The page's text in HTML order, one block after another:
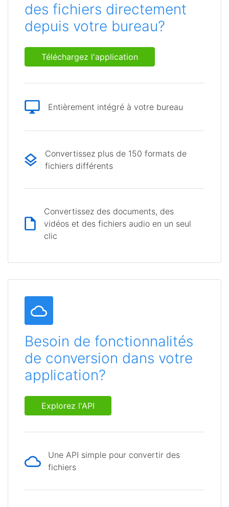
des fichiers directement
depuis votre bureau?
Téléchargez l'application
Entièrement intégré à votre bureau
Convertissez plus de 150 formats de
fichiers différents
Convertissez des documents, des
vidéos et des fichiers audio en un seul
clic
Besoin de fonctionnalités
de conversion dans votre
application?
Explorez l'API
Une API simple pour convertir des
fichiers